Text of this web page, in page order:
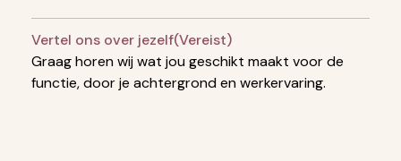
Vertel ons over jezelf(Vereist)
Graag horen wij wat jou geschikt maakt voor de
functie, door je achtergrond en werkervaring.